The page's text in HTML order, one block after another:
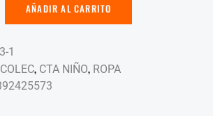
AÑADIR AL CARRITO
1
, CTA NIÑO, ROPA